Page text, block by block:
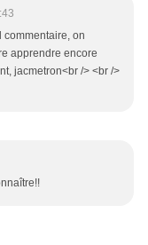
commentaire, on
apprendre encore
jacmetron<br /> <br />